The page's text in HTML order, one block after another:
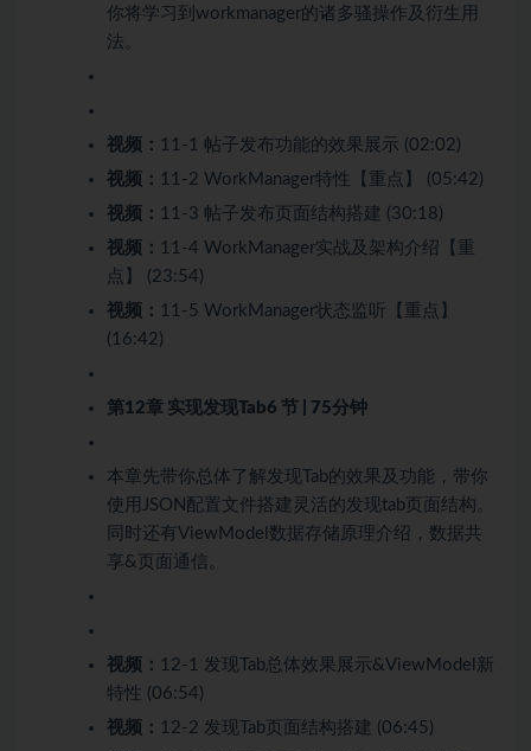
你将学习到workmanager的诸多骚操作及衍生用
法。
视频： 11-1 帖子发布功能的效果展示 (02:02)
视频： 11-2 WorkManager特性【重点】 (05:42)
视频： 11-3 帖子发布页面结构搭建 (30:18)
视频： 11-4 WorkManager实战及架构介绍【重
点】 (23:54)
视频： 11-5 WorkManager状态监听【重点】
(16:42)
第12章 实现发现Tab6 节 | 75分钟
本章先带你总体了解发现Tab的效果及功能，带你
使用JSON配置文件搭建灵活的发现tab页面结构。
同时还有ViewModel数据存储原理介绍，数据共
享&页面通信。
视频： 12-1 发现Tab总体效果展示&ViewModel新
特性 (06:54)
视频： 12-2 发现Tab页面结构搭建 (06:45)